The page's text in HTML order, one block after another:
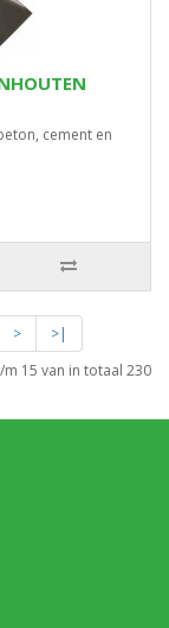
cement en
>
>|
15 van in totaal 230